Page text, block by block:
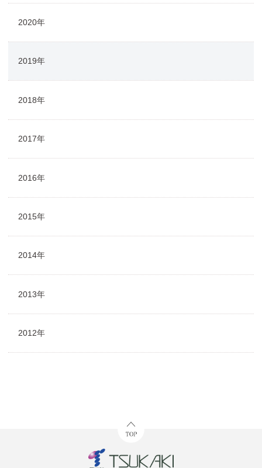
2020年
2019年
2018年
2017年
2016年
2015年
2014年
2013年
2012年